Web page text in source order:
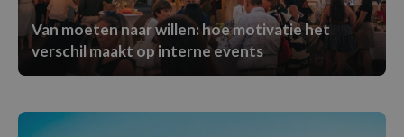
Van moeten naar willen: hoe motivatie het
verschil maakt op interne events